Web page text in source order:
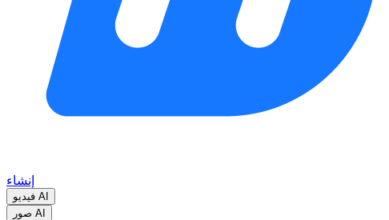
إنشاء
فيديو AI
صور AI